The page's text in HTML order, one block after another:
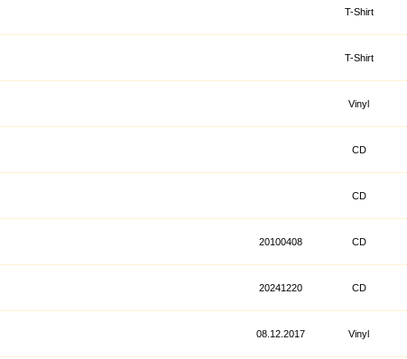
T-Shirt
T-Shirt
Vinyl
CD
CD
20100408 CD
20241220 CD
08.12.2017 Vinyl